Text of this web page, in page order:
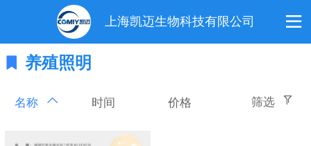
上海凯迈生物科技有限公司
养殖照明
名称 时间 价格 筛选